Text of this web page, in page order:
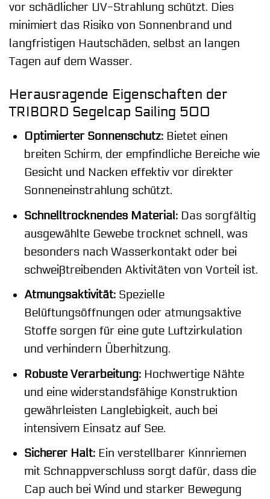
vor schädlicher UV-Strahlung schützt. Dies
minimiert das Risiko von Sonnenbrand und
langfristigen Hautschäden, selbst an langen
Tagen auf dem Wasser.
Herausragende Eigenschaften der
TRIBORD Segelcap Sailing 500
Optimierter Sonnenschutz:Bietet einen
breiten Schirm, der empfindliche Bereiche wie
Gesicht und Nacken effektiv vor direkter
Sonneneinstrahlung schützt.
Schnelltrocknendes Material:Das sorgfältig
ausgewählte Gewebe trocknet schnell, was
besonders nach Wasserkontakt oder bei
schweißtreibenden Aktivitäten von Vorteil ist.
Atmungsaktivität:Spezielle
Belüftungsöffnungen oder atmungsaktive
Stoffe sorgen für eine gute Luftzirkulation
und verhindern Überhitzung.
Robuste Verarbeitung:Hochwertige Nähte
und eine widerstandsfähige Konstruktion
gewährleisten Langlebigkeit, auch bei
intensivem Einsatz auf See.
Sicherer Halt:Ein verstellbarer Kinnriemen
mit Schnappverschluss sorgt dafür, dass die
Cap auch bei Wind und starker Bewegung